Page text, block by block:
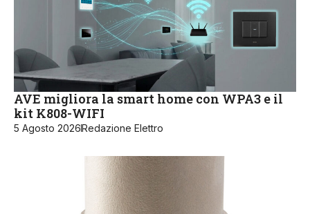
AVE migliora la smart home con WPA3 e il
kit K808-WIFI
5 Agosto 2026Redazione Elettro